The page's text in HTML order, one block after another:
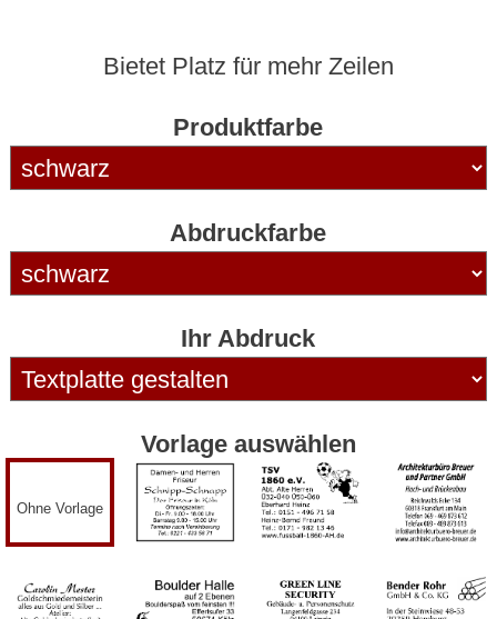
Bietet Platz für mehr Zeilen
Produktfarbe
Abdruckfarbe
Ihr Abdruck
Vorlage auswählen
Ohne Vorlage